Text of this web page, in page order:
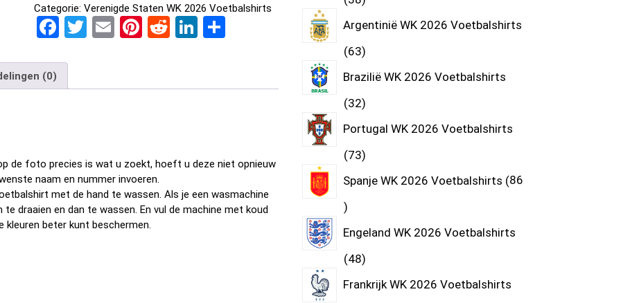
Categorie: Verenigde Staten WK 2026 Voetbalshirts
F
ce
b
k
T
er
E Pi
es
R
di
Li
dI
D
n
(0)
de foto precies is wat u zoekt, hoeft u deze niet opnieuw
naam en nummer invoeren.
met de hand te wassen. Als je een wasmachine
draaien en dan te wassen. En vul de machine met koud
kleuren beter kunt beschermen.
Argentinië WK 2026 Voetbalshirts
63
Brazilië WK 2026 Voetbalshirts
32
Portugal WK 2026 Voetbalshirts
73
Spanje WK 2026 Voetbalshirts 86
Engeland WK 2026 Voetbalshirts
48
Frankrijk WK 2026 Voetbalshirts